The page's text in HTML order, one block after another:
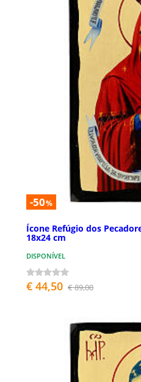
-50%
Ícone Refúgio dos
18x24 cm
DISPONÍVEL
€ 44,50 € 89,00